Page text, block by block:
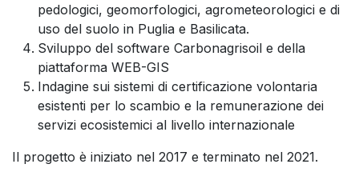
pedologici, geomorfologici, agrometeorologici e di
uso del suolo in Puglia e Basilicata.
Sviluppo del software Carbonagrisoil e della
piattaforma WEB-GIS
Indagine sui sistemi di certificazione volontaria
esistenti per lo scambio e la remunerazione dei
servizi ecosistemici al livello internazionale
Il progetto è iniziato nel 2017 e terminato nel 2021.